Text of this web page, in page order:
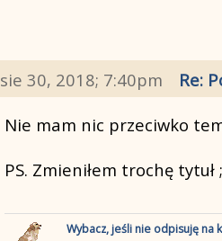
sie 30, 2018; 7:40pm Re:
Nie mam nic przeciwko
PS. Zmieniłem trochę tytuł
Wybacz, jeśli nie odpisuję na